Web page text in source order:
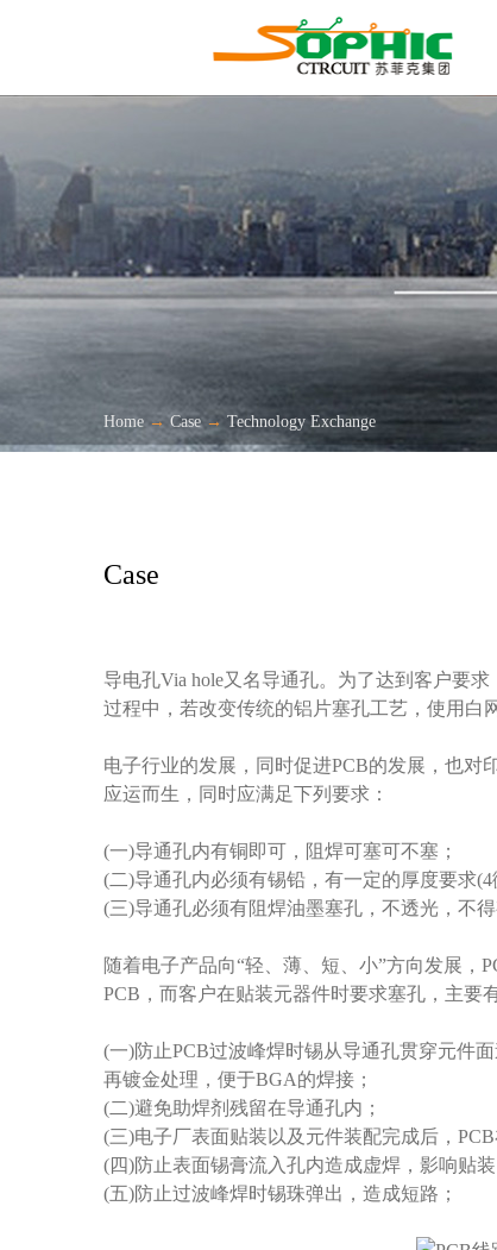
Home → Case → Technology Exchange
Case
导电孔Via hole又名导通孔。为了达到客户要
过程中，若改变传统的铝片塞孔工艺，使用白
电子行业的发展，同时促进PCB的发展，也对
应运而生，同时应满足下列要求：
(一)导通孔内有铜即可，阻焊可塞可不塞；
(二)导通孔内必须有锡铅，有一定的厚度要求
(三)导通孔必须有阻焊油墨塞孔，不透光，不
随着电子产品向“轻、薄、短、小”方向发展，
PCB，而客户在贴装元器件时要求塞孔，主要
(一)防止PCB过波峰焊时锡从导通孔贯穿元件
再镀金处理，便于BGA的焊接；
(二)避免助焊剂残留在导通孔内；
(三)电子厂表面贴装以及元件装配完成后，
(四)防止表面锡膏流入孔内造成虚焊，影响贴装
(五)防止过波峰焊时锡珠弹出，造成短路；